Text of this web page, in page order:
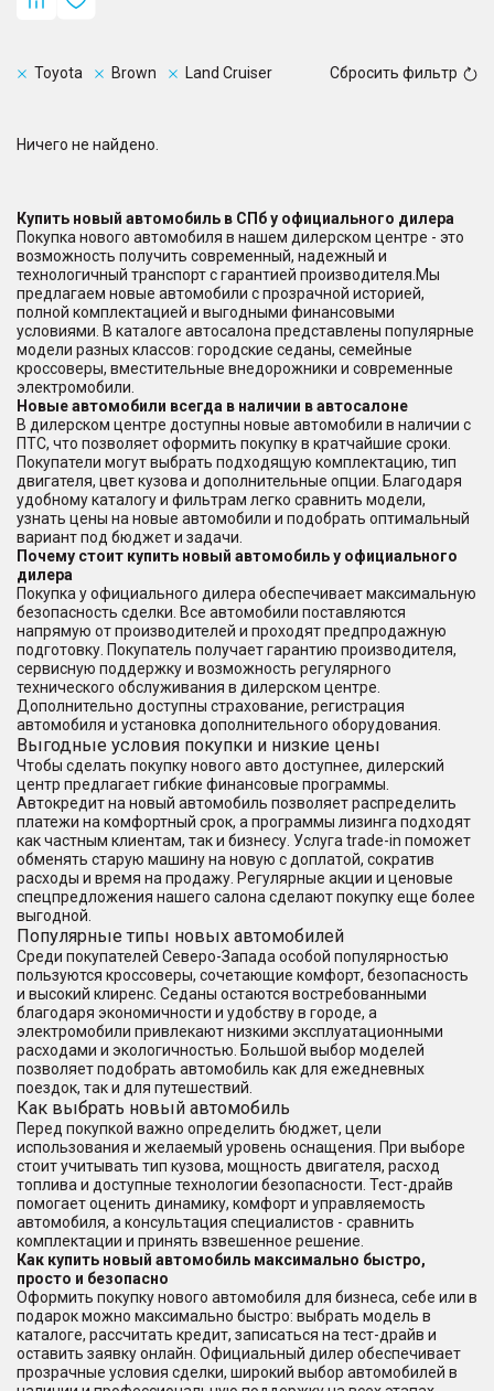
Toyota Brown Land Cruiser Сбросить фильтр
Ничего не найдено.
Купить новый автомобиль в СПб у официального дилера
Покупка нового автомобиля в нашем дилерском центре - это
возможность получить современный, надежный и
технологичный транспорт с гарантией производителя.Мы
предлагаем новые автомобили с прозрачной историей,
полной комплектацией и выгодными финансовыми
условиями. В каталоге автосалона представлены популярные
модели разных классов: городские седаны, семейные
кроссоверы, вместительные внедорожники и современные
электромобили.
Новые автомобили всегда в наличии в автосалоне
В дилерском центре доступны новые автомобили в наличии с
ПТС, что позволяет оформить покупку в кратчайшие сроки.
Покупатели могут выбрать подходящую комплектацию, тип
двигателя, цвет кузова и дополнительные опции. Благодаря
удобному каталогу и фильтрам легко сравнить модели,
узнать цены на новые автомобили и подобрать оптимальный
вариант под бюджет и задачи.
Почему стоит купить новый автомобиль у официального
дилера
Покупка у официального дилера обеспечивает максимальную
безопасность сделки. Все автомобили поставляются
напрямую от производителей и проходят предпродажную
подготовку. Покупатель получает гарантию производителя,
сервисную поддержку и возможность регулярного
технического обслуживания в дилерском центре.
Дополнительно доступны страхование, регистрация
автомобиля и установка дополнительного оборудования.
Выгодные условия покупки и низкие цены
Чтобы сделать покупку нового авто доступнее, дилерский
центр предлагает гибкие финансовые программы.
Автокредит на новый автомобиль позволяет распределить
платежи на комфортный срок, а программы лизинга подходят
как частным клиентам, так и бизнесу. Услуга trade-in поможет
обменять старую машину на новую с доплатой, сократив
расходы и время на продажу. Регулярные акции и ценовые
спецпредложения нашего салона сделают покупку еще более
выгодной.
Популярные типы новых автомобилей
Среди покупателей Северо-Запада особой популярностью
пользуются кроссоверы, сочетающие комфорт, безопасность
и высокий клиренс. Седаны остаются востребованными
благодаря экономичности и удобству в городе, а
электромобили привлекают низкими эксплуатационными
расходами и экологичностью. Большой выбор моделей
позволяет подобрать автомобиль как для ежедневных
поездок, так и для путешествий.
Как выбрать новый автомобиль
Перед покупкой важно определить бюджет, цели
использования и желаемый уровень оснащения. При выборе
стоит учитывать тип кузова, мощность двигателя, расход
топлива и доступные технологии безопасности. Тест-драйв
помогает оценить динамику, комфорт и управляемость
автомобиля, а консультация специалистов - сравнить
комплектации и принять взвешенное решение.
Как купить новый автомобиль максимально быстро,
просто и безопасно
Оформить покупку нового автомобиля для бизнеса, себе или в
подарок можно максимально быстро: выбрать модель в
каталоге, рассчитать кредит, записаться на тест-драйв и
оставить заявку онлайн. Официальный дилер обеспечивает
прозрачные условия сделки, широкий выбор автомобилей в